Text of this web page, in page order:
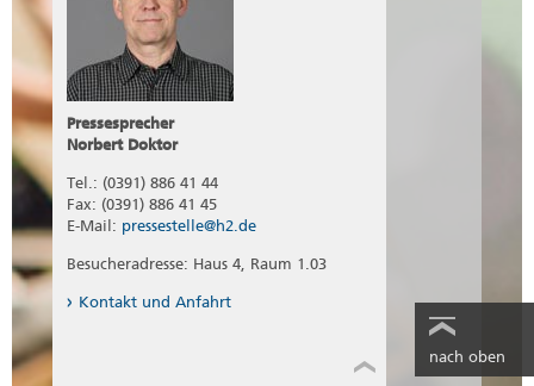
Pressesprecher
Norbert Doktor
Tel.: (0391) 886 41 44
Fax: (0391) 886 41 45
E-Mail: pressestelle@h2.de
Besucheradresse: Haus 4, Raum 1.03
Kontakt und Anfahrt
nach oben